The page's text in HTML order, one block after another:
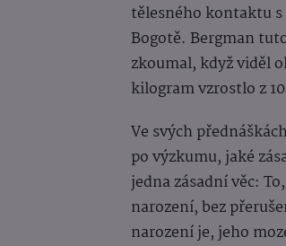
tělesného kontaktu
Bogotě. Bergman
zkoumal, když viděl
kilogram vzrostlo z 10
Ve svých
po výzkumu, jaké
jedna zásadní věc:
narození, bez
narození je, jeho